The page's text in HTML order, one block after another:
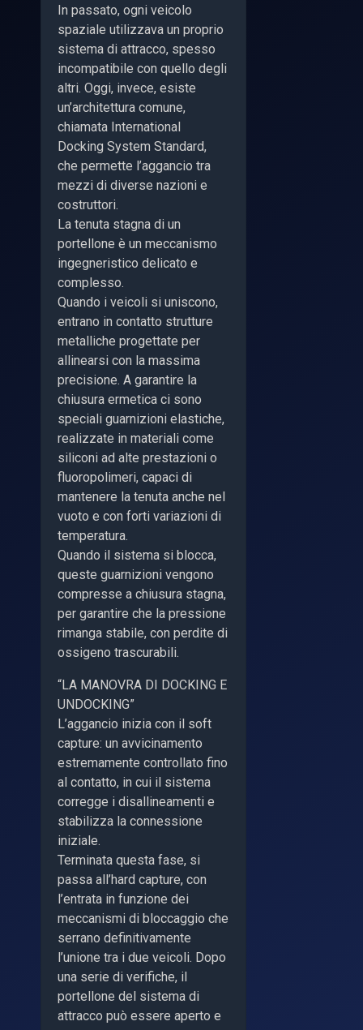
In passato, ogni veicolo
spaziale utilizzava un proprio
sistema di attracco, spesso
incompatibile con quello degli
altri. Oggi, invece, esiste
un’architettura comune,
chiamata International
Docking System Standard,
che permette l’aggancio tra
mezzi di diverse nazioni e
costruttori.
La tenuta stagna di un
portellone è un meccanismo
ingegneristico delicato e
complesso.
Quando i veicoli si uniscono,
entrano in contatto strutture
metalliche progettate per
allinearsi con la massima
precisione. A garantire la
chiusura ermetica ci sono
speciali guarnizioni elastiche,
realizzate in materiali come
siliconi ad alte prestazioni o
fluoropolimeri, capaci di
mantenere la tenuta anche nel
vuoto e con forti variazioni di
temperatura.
Quando il sistema si blocca,
queste guarnizioni vengono
compresse a chiusura stagna,
per garantire che la pressione
rimanga stabile, con perdite di
ossigeno trascurabili.
“LA MANOVRA DI DOCKING E
UNDOCKING”
L’aggancio inizia con il soft
capture: un avvicinamento
estremamente controllato fino
al contatto, in cui il sistema
corregge i disallineamenti e
stabilizza la connessione
iniziale.
Terminata questa fase, si
passa all’hard capture, con
l’entrata in funzione dei
meccanismi di bloccaggio che
serrano definitivamente
l’unione tra i due veicoli. Dopo
una serie di verifiche, il
portellone del sistema di
attracco può essere aperto e